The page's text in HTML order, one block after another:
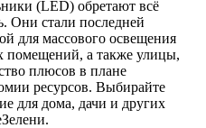
(LED) обретают всё
Они стали последней
для массового освещения
помещений, а также улицы,
плюсов в плане
ресурсов. Выбирайте
для дома, дачи и других